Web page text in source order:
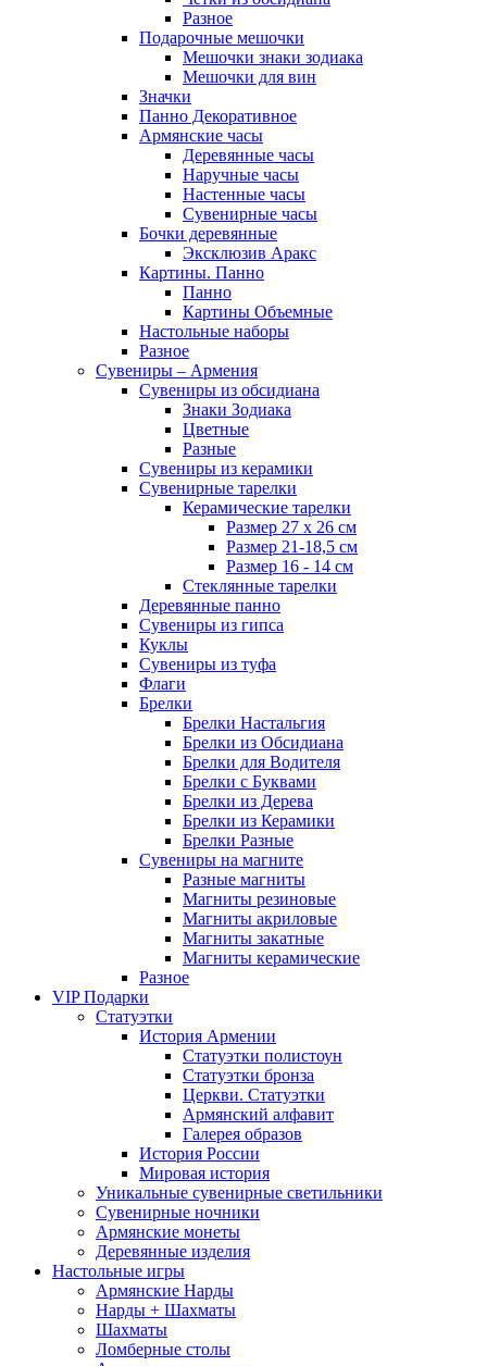
Разное
Подарочные мешочки
Мешочки знаки зодиака
Мешочки для вин
Значки
Панно Декоративное
Армянские часы
Деревянные часы
Наручные часы
Настенные часы
Сувенирные часы
Бочки деревянные
Эксклюзив Аракс
Картины. Панно
Панно
Картины Объемные
Настольные наборы
Разное
Сувениры – Армения
Сувениры из обсидиана
Знаки Зодиака
Цветные
Разные
Сувениры из керамики
Сувенирные тарелки
Керамические тарелки
Размер 27 х 26 см
Размер 21-18,5 см
Размер 16 - 14 см
Стеклянные тарелки
Деревянные панно
Сувениры из гипса
Куклы
Сувениры из туфа
Флаги
Брелки
Брелки Настальгия
Брелки из Обсидиана
Брелки для Водителя
Брелки с Буквами
Брелки из Дерева
Брелки из Керамики
Брелки Разные
Сувениры на магните
Разные магниты
Магниты резиновые
Магниты акриловые
Магниты закатные
Магниты керамические
Разное
VIP Подарки
Статуэтки
История Армении
Статуэтки полистоун
Статуэтки бронза
Церкви. Статуэтки
Армянский алфавит
Галерея образов
История России
Мировая история
Уникальные сувенирные светильники
Сувенирные ночники
Армянские монеты
Деревянные изделия
Настольные игры
Армянские Нарды
Нарды + Шахматы
Шахматы
Ломберные столы